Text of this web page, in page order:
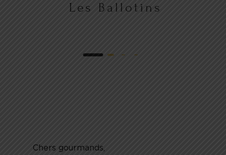
Les Ballotins
Chers gourmands,